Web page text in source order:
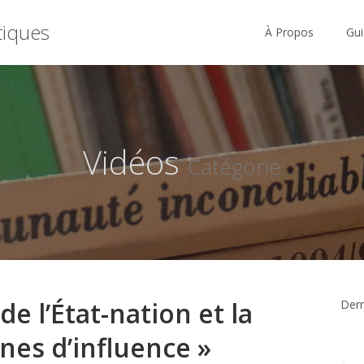
À Propos
VidéosCatégorie
l’État-nation et la
d’influence »